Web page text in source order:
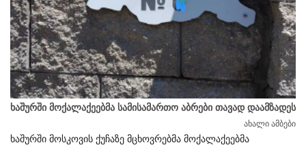
ხაშურში მოქალაქეებმა სამისამართო აბრები თავად დაამზადეს
ახალი ამბები
ხაშურში მოსკოვის ქუჩაზე მცხოვრებმა მოქალაქეებმა